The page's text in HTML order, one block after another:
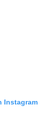
Instagram